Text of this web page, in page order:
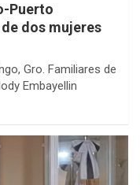
Puerto
dos mujeres
Gro. Familiares de
Embayellin